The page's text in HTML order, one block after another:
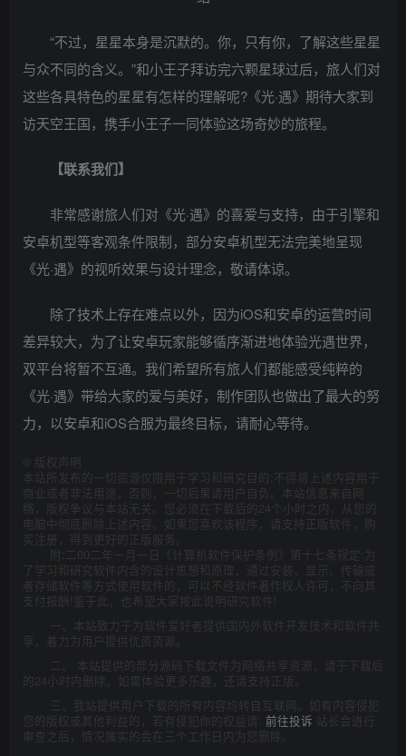
“不过，星星本身是沉默的。你，只有你，了解这些星星
与众不同的含义。”和小王子拜访完六颗星球过后，旅人们对
这些各具特色的星星有怎样的理解呢?《光·遇》期待大家到
访天空王国，携手小王子一同体验这场奇妙的旅程。
【联系我们】
非常感谢旅人们对《光·遇》的喜爱与支持，由于引擎和
安卓机型等客观条件限制，部分安卓机型无法完美地呈现
《光·遇》的视听效果与设计理念，敬请体谅。
除了技术上存在难点以外，因为iOS和安卓的运营时间
差异较大，为了让安卓玩家能够循序渐进地体验光遇世界，
双平台将暂不互通。我们希望所有旅人们都能感受纯粹的
《光·遇》带给大家的爱与美好，制作团队也做出了最大的努
力，以安卓和iOS合服为最终目标，请耐心等待。
版权声明
本站所发布的一切资源仅限用于学习和研究目的;不得将上述内容用于
商业或者非法用途，否则，一切后果请用户自负。本站信息来自网
络，版权争议与本站无关。您必须在下载后的24个小时之内，从您的
电脑中彻底删除上述内容。如果您喜欢该程序，请支持正版软件，购
买注册，得到更好的正版服务。
附:二00二年一月一日《计算机软件保护条例》第十七条规定:为
了学习和研究软件内含的设计思想和原理，通过安装、显示、传输或
者存储软件等方式使用软件的，可以不经软件著作权人许可，不向其
支付报酬!鉴于此，也希望大家按此说明研究软件!
一、本站致力于为软件爱好者提供国内外软件开发技术和软件共
享，着力为用户提供优资资源。
二、 本站提供的部分源码下载文件为网络共享资源，请于下载后
的24小时内删除。如需体验更多乐趣，还请支持正版。
三、我站提供用户下载的所有内容均转自互联网。如有内容侵犯
您的版权或其他利益的，若有侵犯你的权益请: 前往投诉 站长会进行
审查之后，情况属实的会在三个工作日内为您删除。